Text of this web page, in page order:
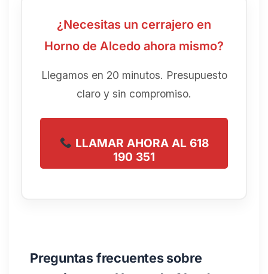
¿Necesitas un cerrajero en
Horno de Alcedo ahora mismo?
Llegamos en 20 minutos. Presupuesto
claro y sin compromiso.
LLAMAR AHORA AL 618
190 351
Preguntas frecuentes sobre